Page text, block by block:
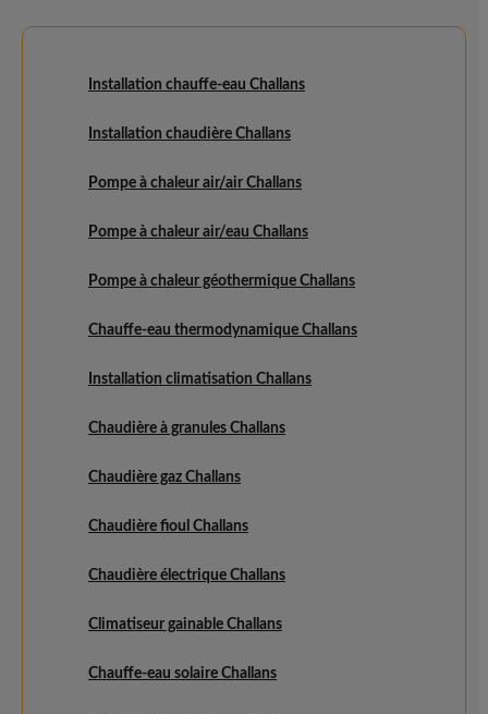
Installation chauffe-eau Challans
Installation chaudière Challans
Pompe à chaleur air/air Challans
Pompe à chaleur air/eau Challans
Pompe à chaleur géothermique Challans
Chauffe-eau thermodynamique Challans
Installation climatisation Challans
Chaudière à granules Challans
Chaudière gaz Challans
Chaudière fioul Challans
Chaudière électrique Challans
Climatiseur gainable Challans
Chauffe-eau solaire Challans